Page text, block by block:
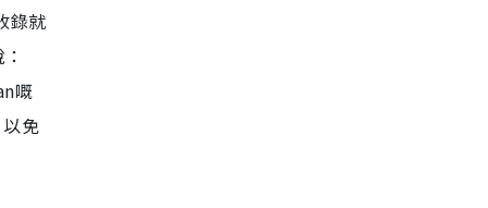
錄就
嘅
免